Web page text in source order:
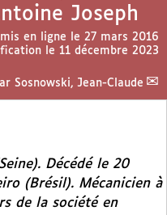
Joseph
en ligne le 27 mars 2016
le 11 décembre 2023
Sosnowski, Jean-Claude
Décédé le 20
(Brésil). Mécanicien à
de la société en